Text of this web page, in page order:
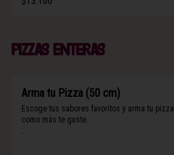
Pizzas enteras
Arma tu Pizza (50 cm)
Escoge tus sabores favoritos y arma tu pizza
como más te guste.